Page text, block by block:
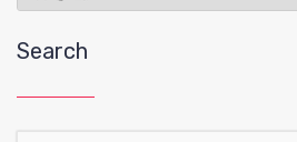
Search